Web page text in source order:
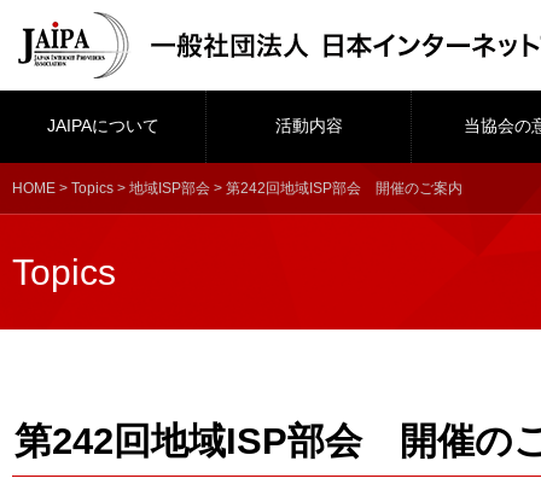
JAIPAについて 活動内容 当協会の
HOME > Topics > 地域ISP部会 > 第242回地域ISP部会 開催のご案内
Topics
第242回地域ISP部会 開催の